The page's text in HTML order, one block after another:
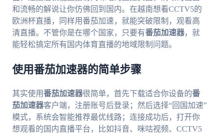
和流畅的解说让你仿佛回到国内。在越南想看CCTV5的
欧洲杯直播，同样用番茄加速，就能突破限制，观看高
清直播。不管你是在哪个国家，只要有番茄加速器，就
能轻松搞定所有国内体育直播的地域限制问题。
使用番茄加速器的简单步骤
其实使用番茄加速器很简单，首先下载适合你设备的番
茄加速器客户端，注册账号后登录；然后选择“回国加速”
模式，系统会智能推荐最优线路；连接成功后，打开你
想观看的国内直播平台，比如抖音、咪咕视频、CCTV5